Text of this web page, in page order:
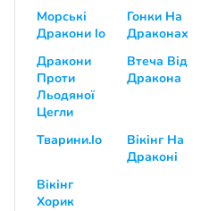
Морські
Дракони Іо
Гонки На
Драконах
Дракони
Проти
Льодяної
Цегли
Втеча Від
Дракона
Тварини.Іо
Вікінг На
Драконі
Вікінг
Хорик